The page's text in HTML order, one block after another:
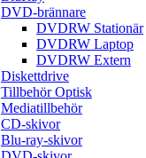
DVD-brännare
DVDRW Stationär
DVDRW Laptop
DVDRW Extern
Diskettdrive
Tillbehör Optisk
Mediatillbehör
CD-skivor
Blu-ray-skivor